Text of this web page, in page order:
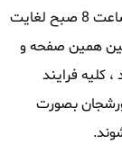
کارشناسان این مجموعه میتوانید همه روزه از ساعت 8 صبح لغایت
همین صفحه و
، کلیه فرایند
بصورت